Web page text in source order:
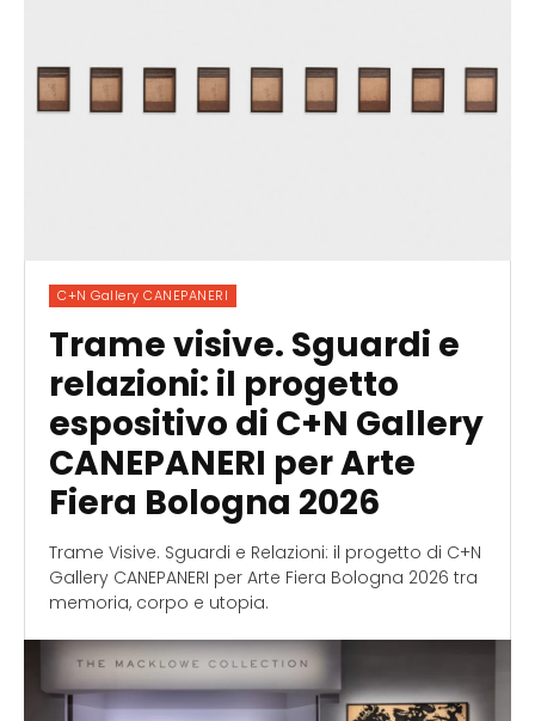
C+N Gallery CANEPANERI
Trame visive. Sguardi e
relazioni: il progetto
espositivo di C+N Gallery
CANEPANERI per Arte
Fiera Bologna 2026
Trame Visive. Sguardi e Relazioni: il progetto di C+N
Gallery CANEPANERI per Arte Fiera Bologna 2026 tra
memoria, corpo e utopia.